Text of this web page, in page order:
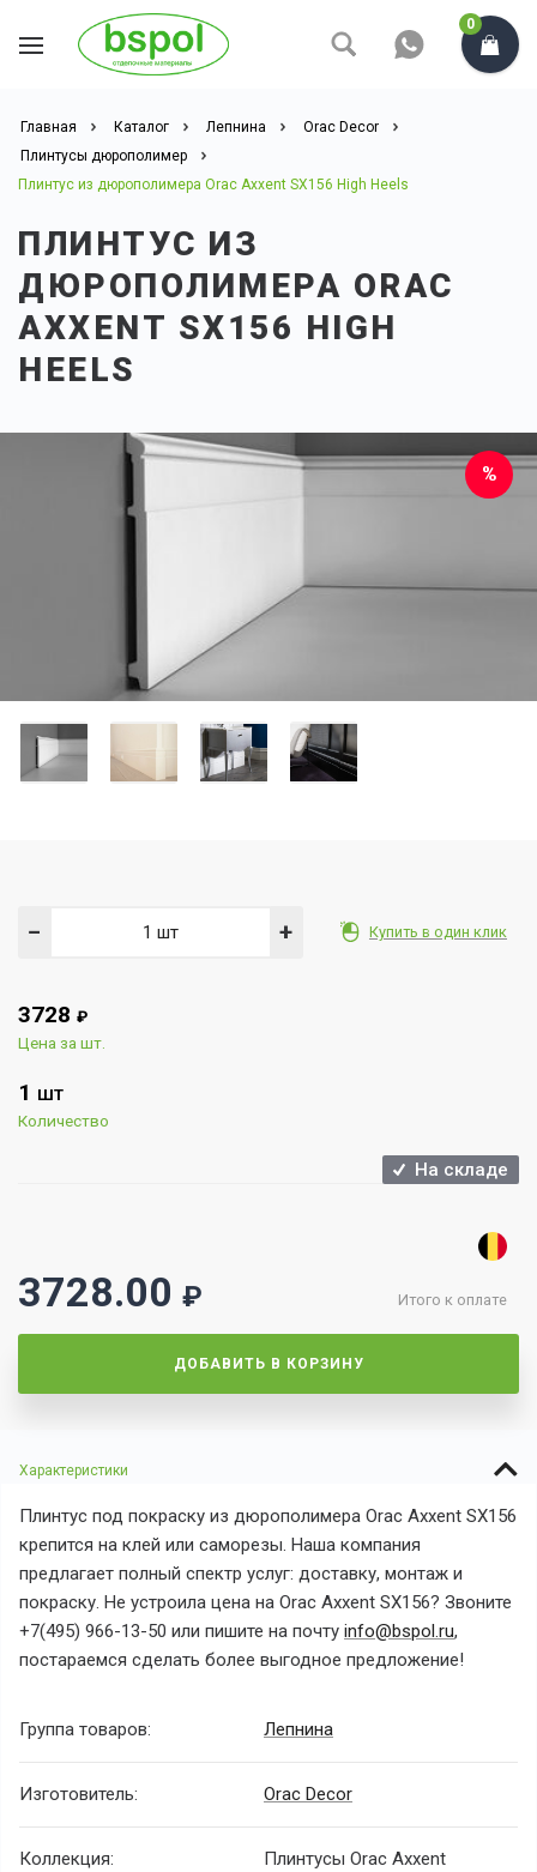
0
Главная Каталог Лепнина
Orac Decor
Плинтусы дюрополимер
Плинтус из дюрополимера Orac Axxent SX156 High Heels
ПЛИНТУС ИЗ
ДЮРОПОЛИМЕРА ORAC
AXXENT SX156 HIGH
HEELS
Купить в один клик
− +
3728 ₽
Цена за шт.
1 ШТ
Количество
На складе
Итого к оплате
3728.00 ₽
ДОБАВИТЬ В КОРЗИНУ
Характеристики
Плинтус под покраску из дюрополимера Orac Axxent SX156
крепится на клей или саморезы. Наша компания
предлагает полный спектр услуг: доставку, монтаж и
покраску. Не устроила цена на Orac Axxent SX156? Звоните
+7(495) 966-13-50 или пишите на почту info@bspol.ru,
постараемся сделать более выгодное предложение!
Группа товаров: Лепнина
Изготовитель: Orac Decor
Коллекция: Плинтусы Orac Axxent